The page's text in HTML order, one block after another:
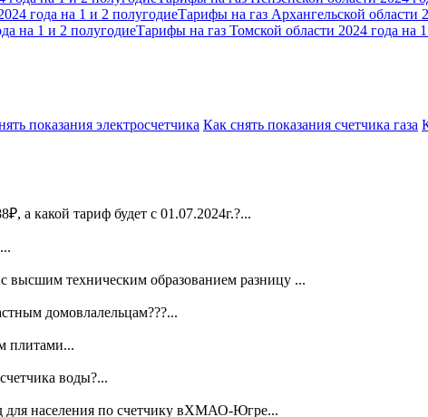
Тарифы на газ Архангельской области
Тарифы на газ Томской области 2024 года на
показания электросчетчика Как снять показания счетчика газа
а какой тариф будет с 01.07.2024г.?...
высшим техническим образованием разницу ...
домовлалельцам???...
плитами...
воды?...
для населения по счетчику вХМАО-Югре...